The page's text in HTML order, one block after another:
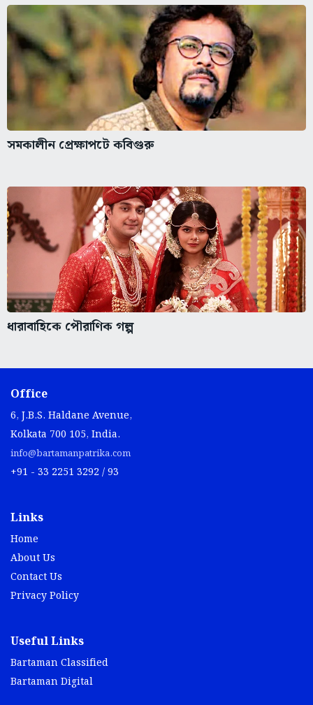
সমকালীন প্রেক্ষাপটে কবিগুরু
ধারাবাহিকে পৌরাণিক গল্প
Office
6, J.B.S. Haldane Avenue,
Kolkata 700 105, India.
info@bartamanpatrika.com
+91 - 33 2251 3292 / 93
Links
Home
About Us
Contact Us
Privacy Policy
Useful Links
Bartaman Classified
Bartaman Digital